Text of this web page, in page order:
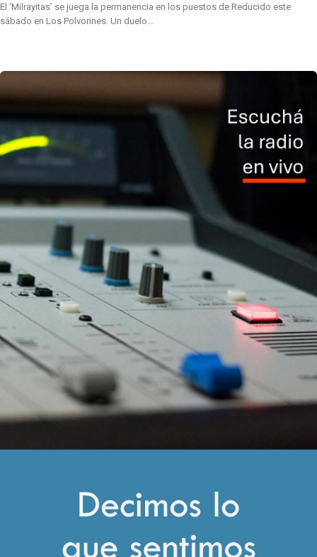
El ‘Milrayitas’ se juega la permanencia en los puestos de Reducido este
sábado en Los Polvorines. Un duelo…